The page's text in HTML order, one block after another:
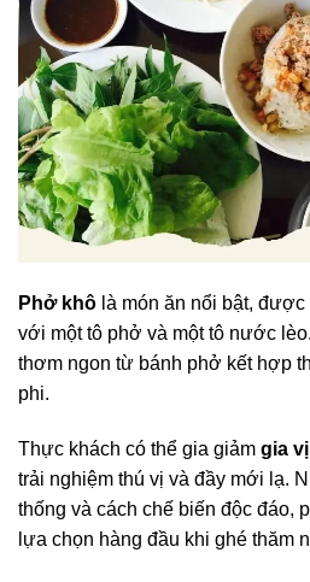
Phở khô là món ăn nổi bật, được
với một tô phở và một tô nước
thơm ngon từ bánh phở kết hợp
phi.
Thực khách có thể gia giảm gia vị
trải nghiệm thú vị và đầy mới lạ.
thống và cách chế biến độc đáo,
lựa chọn hàng đầu khi ghé thăm